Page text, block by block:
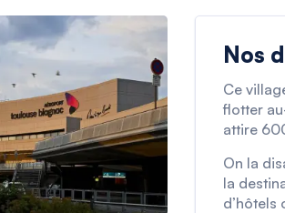
Nos
Ce
flotter
attire
On la
la
d’hôtels